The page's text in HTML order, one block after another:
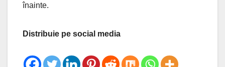
înainte.
Distribuie pe social media